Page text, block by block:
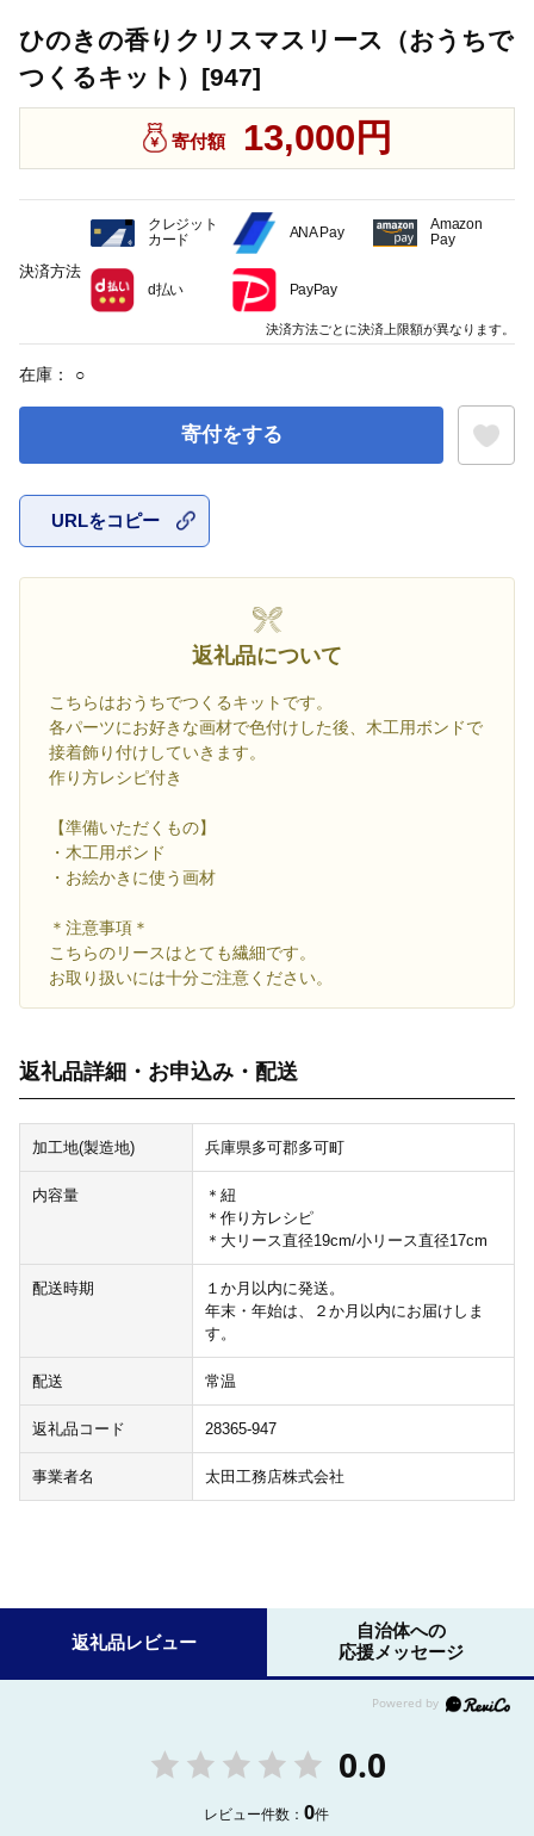
ひのきの香りクリスマスリース（おうちで
つくるキット）[947]
寄付額 13,000円
在庫： ○
寄付をする
URLをコピー
返礼品について
こちらはおうちでつくるキットです。
各パーツにお好きな画材で色付けした後、木工用ボンドで
接着飾り付けしていきます。
作り方レシピ付き
【準備いただくもの】
・木工用ボンド
・お絵かきに使う画材
＊注意事項＊
こちらのリースはとても繊細です。
お取り扱いには十分ご注意ください。
返礼品詳細・お申込み・配送
加工地(製造地) 兵庫県多可郡多可町
内容量
＊紐
＊作り方レシピ
＊大リース直径19cm/小リース直径17cm
配送時期
１か月以内に発送。
年末・年始は、２か月以内にお届けしま
す。
配送 常温
返礼品コード 28365-947
事業者名 太田工務店株式会社
決済方法
クレジット
カード
ANA Pay
Amazon
Pay
d払い PayPay
決済方法ごとに決済上限額が異なります。
返礼品レビュー
自治体への
応援メッセージ
0.0
レビュー件数：0件